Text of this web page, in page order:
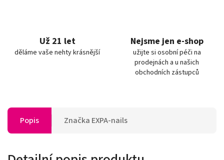
Už 21 let
děláme vaše nehty krásnější
Nejsme jen e-shop
užijte si osobní péči na
prodejnách a u našich
obchodních zástupců
Popis Značka EXPA-nails